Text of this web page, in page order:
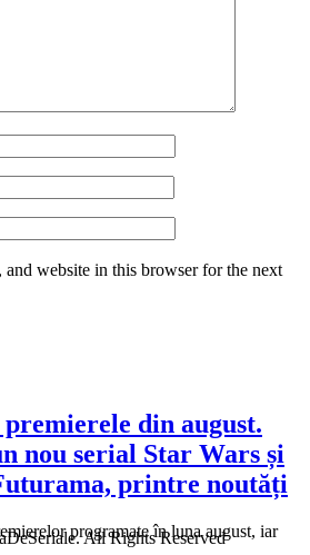
and website in this browser for the next
din august.
nou serial Star Wars și
printre noutăți
programate în luna august, iar
All Rights Reserved